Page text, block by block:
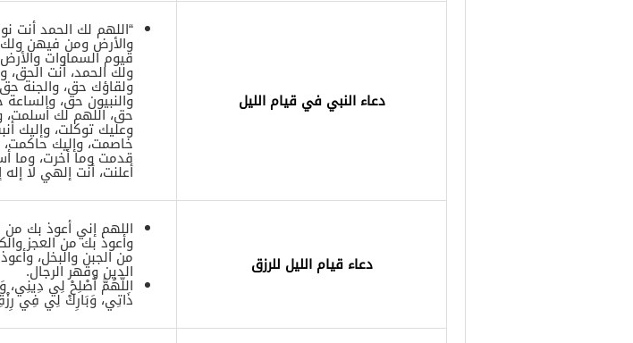
دعاء النبي في قيام الليل
“اللهم لك الحمد أنت
والأرض ومن فيهن ولك
قيوم السماوات
ولك الحمد، أنت الحق،
ولقاؤك حق، والجنة
والنبيون حق،
حق، اللهم لك أسلمت،
وعليك توكلت، وإليك
خاصمت، وإليك
قدمت وما أخرت، وما
أعلنت، أنت إلهي لا إله
دعاء قيام الليل للرزق
اللهم إني أعوذ بك من
وأعوذ بك من العجز
من الجبن والبخل،
الدين وقهر الرجال.
اللَّهُمَّ أَصْلِحْ لِي
ذَاتِي، وَبَارِكْ لِي فِي